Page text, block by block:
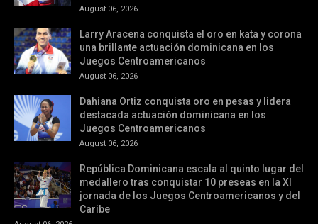
August 06, 2026
Larry Aracena conquista el oro en kata y corona
una brillante actuación dominicana en los
Juegos Centroamericanos
August 06, 2026
Dahiana Ortiz conquista oro en pesas y lidera
destacada actuación dominicana en los
Juegos Centroamericanos
August 06, 2026
República Dominicana escala al quinto lugar del
medallero tras conquistar 10 preseas en la XI
jornada de los Juegos Centroamericanos y del
Caribe